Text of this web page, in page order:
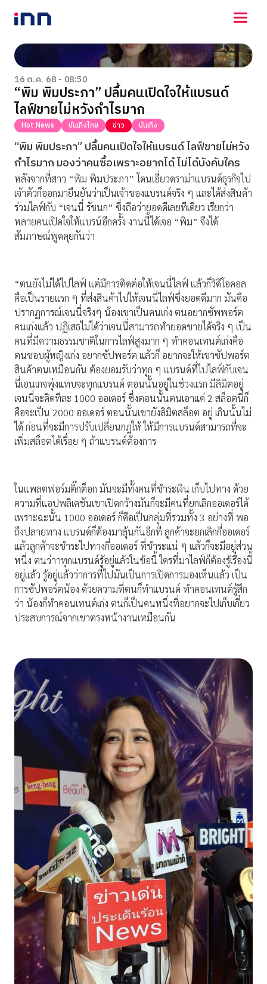
NEWS
ENTERTAINMENT
LIFESTYLE
HOROSCOPE
LOTTERY
VIDEO
ร่วมด้วยช่วยกัน
16 ต.ค. 68 - 08:50
“พิม พิมประภา” ปลื้มคนเปิดใจให้แบรนด์
ไลฟ์ขายไม่หวังกำไรมาก
Hot News บันเทิงไทย ข่าว บันเทิง
“พิม พิมประภา” ปลื้มคนเปิดใจให้แบรนด์ ไลฟ์ขายไม่หวัง
กำไรมาก มองว่าคนซื้อเพราะอยากได้ ไม่ได้บังคับใคร
หลังจากที่สาว “พิม พิมประภา” โดนเอี่ยวดราม่าแบรนด์ธุรกิจไป
เจ้าตัวก็ออกมายืนยันว่าเป็นเจ้าของแบรนด์จริง ๆ และได้ส่งสินค้า
ร่วมไลฟ์กับ “เจนนี่ รัชนก” ซึ่งถือว่ายอดดีเลยทีเดียว เรียกว่า
หลายคนเปิดใจให้แบรน์อีกครั้ง งานนี้ได้เจอ “พิม” จึงได้
สัมภาษณ์พูดคุยกันว่า
“ตนยังไม่ได้ไปไลฟ์ แต่มีการติดต่อให้เจนนี่ไลฟ์ แล้วก็วิดีโอคอล
คือเป็นรายแรก ๆ ที่ส่งสินค้าไปให้เจนนี่ไลฟ์ซึ่งยอดดีมาก มันคือ
ปรากฏการณ์เจนนี่จริงๆ น้องเขาเป็นคนเก่ง ตนอยากซัพพอร์ต
คนเก่งแล้ว ปฏิเสธไม่ได้ว่าเจนนี่สามารถทำยอดขายได้จริง ๆ เป็น
คนที่มีความธรรมชาติในการไลฟ์สูงมาก ๆ ทำคอนเทนต์เก่งคือ
ตนชอบผู้หญิงเก่ง อยากซัปพอร์ต แล้วก็ อยากจะให้เขาซัปพอร์ต
สินค้าตนเหมือนกัน ต้องยอมรับว่าทุก ๆ แบรนด์ที่ไปไลฟ์กับเจน
นี่เอนเกจพุ่งแทบจะทุกแบรนด์ ตอนนั้นอยู่ในช่วงแรก มีลิมิตอยู่
เจนนี่จะคิดทีละ 1000 ออเดอร์ ซึ่งตอนนั้นตนเอาแค่ 2 สล็อตนี่ก็
คือจะเป็น 2000 ออเดอร์ ตอนนั้นเขายังลิมิตสล็อต อยู่ เกินนั้นไม่
ได้ ก่อนที่จะมีการปรับเปลี่ยนกฎให้ ให้มีการแบรนด์สามารถที่จะ
เพิ่มสล็อตได้เรื่อย ๆ ถ้าแบรนด์ต้องการ
ในแพลตฟอร์มติ๊กต็อก มันจะมีทั้งคนที่ชำระเงิน เก็บไปทาง ด้วย
ความที่แอปพลิเคชันเขาเปิดกว้างมันก็จะมีคนที่ยกเลิกออเดอร์ได้
เพราะฉะนั้น 1000 ออเดอร์ ก็คือเป็นกลุ่มที่รวมทั้ง 3 อย่างที่ พอ
ถึงปลายทาง แบรนด์ก็ต้องมาลุ้นกันอีกที ลูกค้าจะยกเลิกกี่ออเดอร์
แล้วลูกค้าจะชำระไปทางกี่ออเดอร์ ที่ชำระแน่ ๆ แล้วก็จะมีอยู่ส่วน
หนึ่ง ตนว่าาทุกแบรนด์รู้อยู่แล้วในข้อนี้ ใครที่มาไลฟ์ก็ต้องรู้เรื่องนี้
อยู่แล้ว รู้อยู่แล้วว่าการที่ไปมันเป็นการเปิดการมองเห็นแล้ว เป็น
การซัปพอร์ตน้อง ด้วยความที่ตนก็ทำแบรนด์ ทำคอนเทนต์รู้สึก
ว่า น้องก็ทำคอนเทนต์เก่ง ตนก็เป็นคนหนึ่งที่อยากจะไปเก็บเกี่ยว
ประสบการณ์จากเขาตรงหน้างานเหมือนกัน